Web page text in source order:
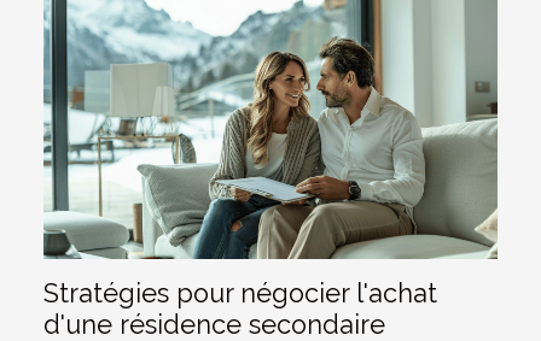
Stratégies pour négocier l'achat
d'une résidence secondaire